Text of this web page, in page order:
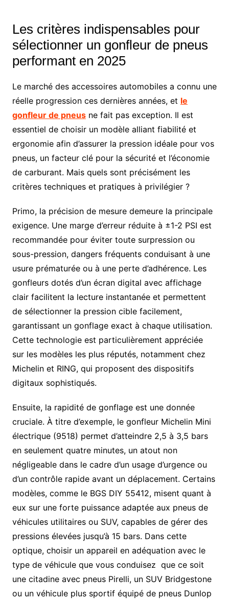
Les critères indispensables pour
sélectionner un gonfleur de pneus
performant en 2025
Le marché des accessoires automobiles a connu une
réelle progression ces dernières années, et le
gonfleur de pneusne fait pas exception. Il est
essentiel de choisir un modèle alliant fiabilité et
ergonomie afin d’assurer la pression idéale pour vos
pneus, un facteur clé pour la sécurité et l’économie
de carburant. Mais quels sont précisément les
critères techniques et pratiques à privilégier ?
Primo, la précision de mesure demeure la principale
exigence. Une marge d’erreur réduite à ±1-2 PSI est
recommandée pour éviter toute surpression ou
sous-pression, dangers fréquents conduisant à une
usure prématurée ou à une perte d’adhérence. Les
gonfleurs dotés d’un écran digital avec affichage
clair facilitent la lecture instantanée et permettent
de sélectionner la pression cible facilement,
garantissant un gonflage exact à chaque utilisation.
Cette technologie est particulièrement appréciée
sur les modèles les plus réputés, notamment chez
Michelin et RING, qui proposent des dispositifs
digitaux sophistiqués.
Ensuite, la rapidité de gonflage est une donnée
cruciale. À titre d’exemple, le gonfleur Michelin Mini
électrique (9518) permet d’atteindre 2,5 à 3,5 bars
en seulement quatre minutes, un atout non
négligeable dans le cadre d’un usage d’urgence ou
d’un contrôle rapide avant un déplacement. Certains
modèles, comme le BGS DIY 55412, misent quant à
eux sur une forte puissance adaptée aux pneus de
véhicules utilitaires ou SUV, capables de gérer des
pressions élevées jusqu’à 15 bars. Dans cette
optique, choisir un appareil en adéquation avec le
type de véhicule que vous conduisez que ce soit
une citadine avec pneus Pirelli, un SUV Bridgestone
ou un véhicule plus sportif équipé de pneus Dunlop